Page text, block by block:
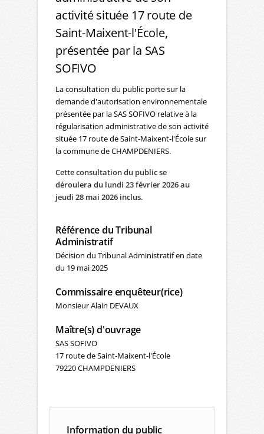
activité située 17 route de
Saint-Maixent-l'École,
présentée par la SAS
SOFIVO
La consultation du public porte sur la
demande d'autorisation environnementale
présentée par la SAS SOFIVO relative à la
régularisation administrative de son activité
située 17 route de Saint-Maixent-l'École sur
la commune de CHAMPDENIERS.
Cette consultation du public se
déroulera du lundi 23 février 2026 au
jeudi 28 mai 2026 inclus.
Référence du Tribunal
Administratif
Décision du Tribunal Administratif en date
du 19 mai 2025
Commissaire enquêteur(rice)
Monsieur Alain DEVAUX
Maître(s) d'ouvrage
SAS SOFIVO
17 route de Saint-Maixent-l'École
79220 CHAMPDENIERS
Information du public